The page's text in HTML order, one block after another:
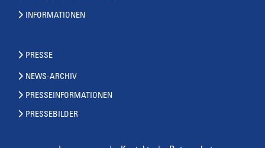
INFORMATIONEN
PRESSE
NEWS-ARCHIV
PRESSEINFORMATIONEN
PRESSEBILDER